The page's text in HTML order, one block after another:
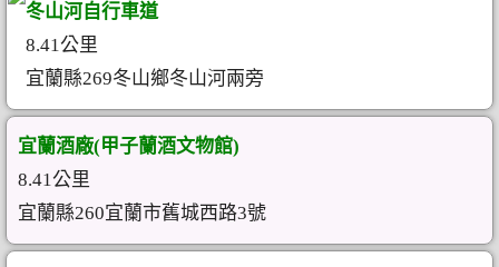
冬山河自行車道
8.41公里
宜蘭縣269冬山鄉冬山河兩旁
宜蘭酒廠(甲子蘭酒文物館)
8.41公里
宜蘭縣260宜蘭市舊城西路3號